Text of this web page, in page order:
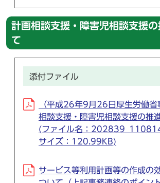
計画相談支援・障害児相談支援
て
添付ファイル
（平成26年9月26日厚生労働省
相談支援・障害児相談支援の推
(ファイル名：
サイズ：120.99KB)
サービス等利用計画等の作成の